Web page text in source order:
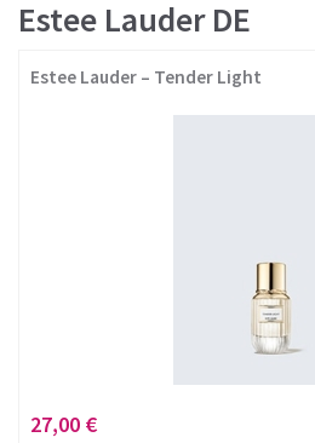
Estee Lauder DE
Estee Lauder – Tender Light
27,00 €